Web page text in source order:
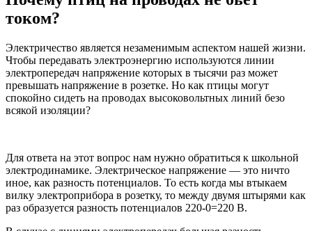
током?
Электричество является незаменимым аспектом нашей жизни.
Чтобы передавать электроэнергию используются линии
электропередач напряжение которых в тысячи раз может
превышать напряжение в розетке. Но как птицы могут
спокойно сидеть на проводах высоковольтных линий безо
всякой изоляции?
Для ответа на этот вопрос нам нужно обратиться к школьной
электродинамике. Электрическое напряжение — это ничто
иное, как разность потенциалов. То есть когда мы втыкаем
вилку электроприбора в розетку, то между двумя штырями как
раз образуется разность потенциалов 220-0=220 В.